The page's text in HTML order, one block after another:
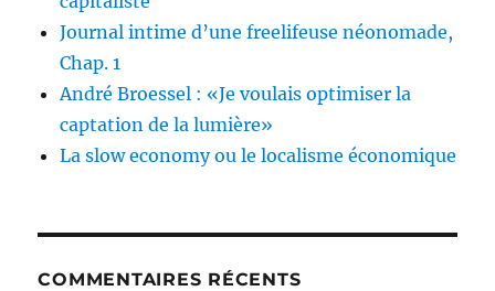
Journal intime d’une freelifeuse néonomade,
Chap. 1
André Broessel : «Je voulais optimiser la
captation de la lumière»
La slow economy ou le localisme économique
COMMENTAIRES RÉCENTS